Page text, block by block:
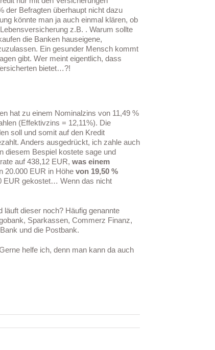
der Befragten überhaupt nicht dazu
könnte man ja auch einmal klären, ob
z.B. . Warum sollte
die Banken hauseigene,
Ein gesunder Mensch kommt
gibt. Wer meint eigentlich, dass
bietet…?!
hat zu einem Nominalzins von 11,49 %
(Effektivzins = 12,11%). Die
soll und somit auf den Kredit
Anders ausgedrückt, ich zahle auch
diesem Bespiel kostete sage und
auf 438,12 EUR, was einem
20.000 EUR in Höhe von 19,50 %
EUR gekostet… Wenn das nicht
dieser noch? Häufig genannte
Sparkassen, Commerz Finanz,
und die Postbank.
helfe ich, denn man kann da auch